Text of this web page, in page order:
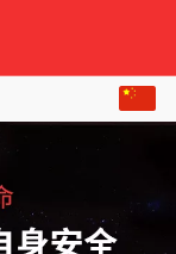
留言板
English